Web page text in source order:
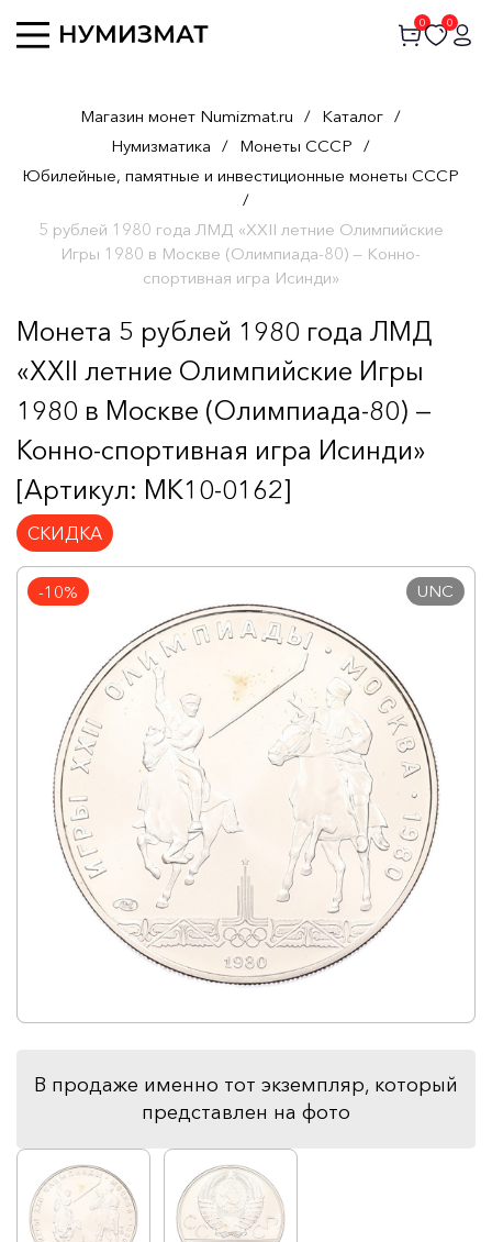
0 0
Магазин монет Numizmat.ru / Каталог /
Нумизматика / Монеты СССР /
Юбилейные, памятные и инвестиционные монеты СССР
/
5 рублей 1980 года ЛМД «XXII летние Олимпийские
Игры 1980 в Москве (Олимпиада-80) — Конно-
спортивная игра Исинди»
Монета 5 рублей 1980 года ЛМД
«XXII летние Олимпийские Игры
1980 в Москве (Олимпиада-80) —
Конно-спортивная игра Исинди»
[Артикул: MK10-0162]
СКИДКА
-10% UNC
В продаже именно тот экземпляр, который
представлен на фото